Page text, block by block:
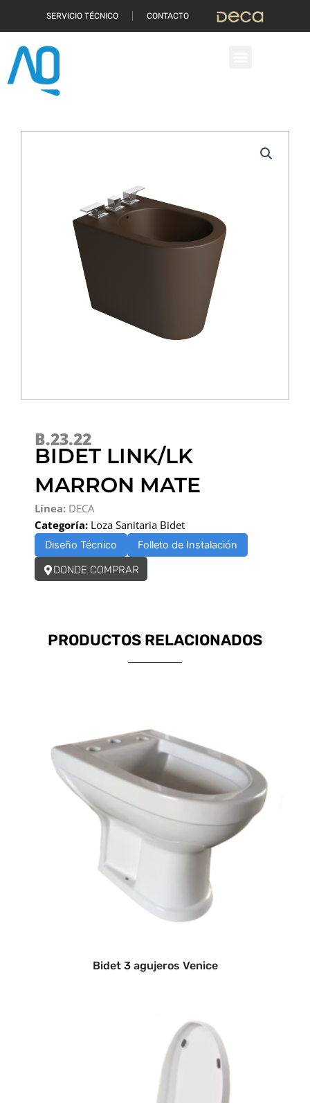
SERVICIO TÉCNICO CONTACTO
B.23.22
BIDET LINK/LK
MARRON MATE
Línea: DECA
Categoría: Loza Sanitaria Bidet
Diseño Técnico
Folleto de Instalación
DONDE COMPRAR
PRODUCTOS RELACIONADOS
Bidet 3 agujeros Venice